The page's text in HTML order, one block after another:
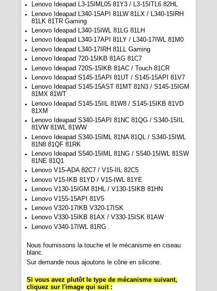
Lenovo Ideapad L3-15IML05 81Y3 / L3-15ITL6 82HL
Lenovo Ideapad L340-15API 81LW 81LX / L340-15IRH
81LK 81TR Gaming
Lenovo Ideapad L340-15IWL 81LG 81LH
Lenovo Ideapad L340-17API 81LY / L340-17IWL 81M0
Lenovo Ideapad L340-17IRH 81LL Gaming
Lenovo Ideapad 720-15IKB 81AG 81C7
Lenovo Ideapad 720S-15IKB 81AC / Touch 81CR
Lenovo Ideapad S145-15API 81UT / S145-15API 81V7
Lenovo Ideapad S145-15AST 81MT 81N3 / S145-15IGM
81MX 81WT
Lenovo Ideapad S145-15IIL 81W8 / S145-15IKB 81VD
81XM
Lenovo Ideapad S340-15API 81NC 81QG / S340-15IIL
81VW 81WL 81WW
Lenovo Ideapad S340-15IML 81NA 81QL / S340-15IWL
81N8 81QF 81RK
Lenovo Ideapad S540-15IML 81NG / S540-15IWL 81SW
81NE 81Q1
Lenovo V15-ADA 82C7 / V15-IIL 82C5
Lenovo V15-IKB 81YD / V15-IWL 81YE
Lenovo V130-15IGM 81HL / V130-15IKB 81HN
Lenovo V155-15API 81V5
Lenovo V320-17IKB V320-17ISK
Lenovo V330-15IKB 81AX / V330-15ISK 81AW
Lenovo V340-17IWL 81RG
Nous fournissons la touche et le mécanisme en ciseau
blanc.
Sur demande nous ajoutons le cône en silicone.
Si vous avez plutôt le type de mécanisme suivant,
cliquez sur l'image qui suit :